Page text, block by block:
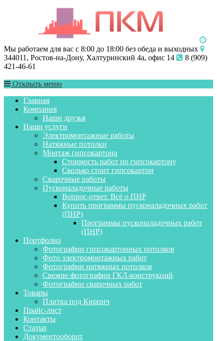
Мы работаем для вас с 8:00 до 18:00 без обеда и выходных
344011, Ростов-на-Дону, Халтуринский 4а, офис 14
8 (909)
421-46-61
Открыть меню
Главная
Компания
Наши друзья
Наши услуги
Электромонтажные работы
Натяжные потолки
Монтаж гипсокартона
Стоимость работ по гипсокартону
Сколько стоит гипсокартон
Сварочные работы
Пусконаладочные работы
Вопрос-ответ. Всё о ПНР
Купить программы пусконаладочных работ
(ПНР)
Программы пусконаладочных работ
(ПНР)
Портфолио
Фотографии гипсокартонных потолков
Фото электромонтажных работ
Фотографии натяжных потолков
Свежие фотографии ГКЛ-конструкций
Фотографии сварочных работ
Товары
Плитка под Кирпич
Прайс-лист
Контакты
Статьи
Документооборот